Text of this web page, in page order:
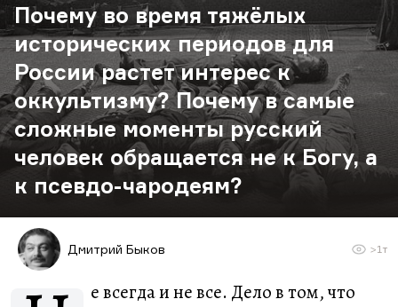
Почему во время тяжёлых
исторических периодов для
России растет интерес к
оккультизму? Почему в самые
сложные моменты русский
человек обращается не к Богу, а
к псевдо-чародеям?
Дмитрий Быков >1т
е всегда и не все. Дело в том, что